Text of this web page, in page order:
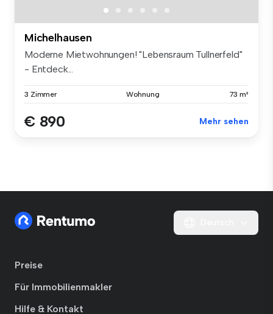
Michelhausen
Moderne Mietwohnungen! "Lebensraum Tullnerfeld"
- Entdeck...
3 Zimmer Wohnung 73 m²
€ 890 Mehr sehen
Preise
Für Immobilienmakler
Hilfe & Kontakt